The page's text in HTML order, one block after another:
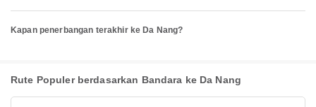
Kapan penerbangan terakhir ke Da Nang?
Rute Populer berdasarkan Bandara ke Da Nang